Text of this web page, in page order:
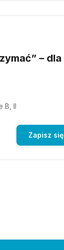
– dla
B, II
Zapisz się